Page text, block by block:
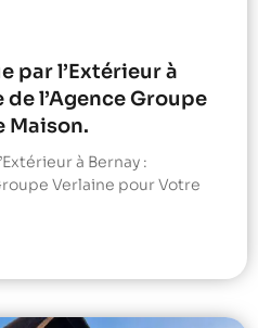
par l’Extérieur à
de l’Agence Groupe
Maison.
à Bernay :
Verlaine pour Votre